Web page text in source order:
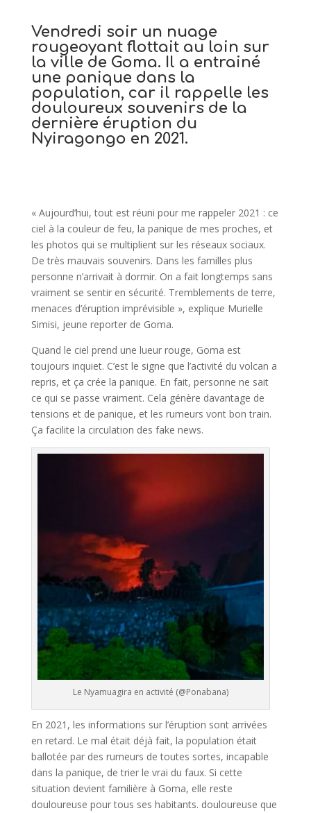
Vendredi soir un nuage
rougeoyant flottait au loin sur
la ville de Goma. Il a entrainé
une panique dans la
population, car il rappelle les
douloureux souvenirs de la
dernière éruption du
Nyiragongo en 2021.
« Aujourd’hui, tout est réuni pour me rappeler 2021 : ce
ciel à la couleur de feu, la panique de mes proches, et
les photos qui se multiplient sur les réseaux sociaux.
De très mauvais souvenirs. Dans les familles plus
personne n’arrivait à dormir. On a fait longtemps sans
vraiment se sentir en sécurité. Tremblements de terre,
menaces d’éruption imprévisible », explique Murielle
Simisi, jeune reporter de Goma.
Quand le ciel prend une lueur rouge, Goma est
toujours inquiet. C’est le signe que l’activité du volcan a
repris, et ça crée la panique. En fait, personne ne sait
ce qui se passe vraiment. Cela génère davantage de
tensions et de panique, et les rumeurs vont bon train.
Ça facilite la circulation des fake news.
Le Nyamuagira en activité (@Ponabana)
En 2021, les informations sur l’éruption sont arrivées
en retard. Le mal était déjà fait, la population était
ballotée par des rumeurs de toutes sortes, incapable
dans la panique, de trier le vrai du faux. Si cette
situation devient familière à Goma, elle reste
douloureuse pour tous ses habitants. douloureuse que